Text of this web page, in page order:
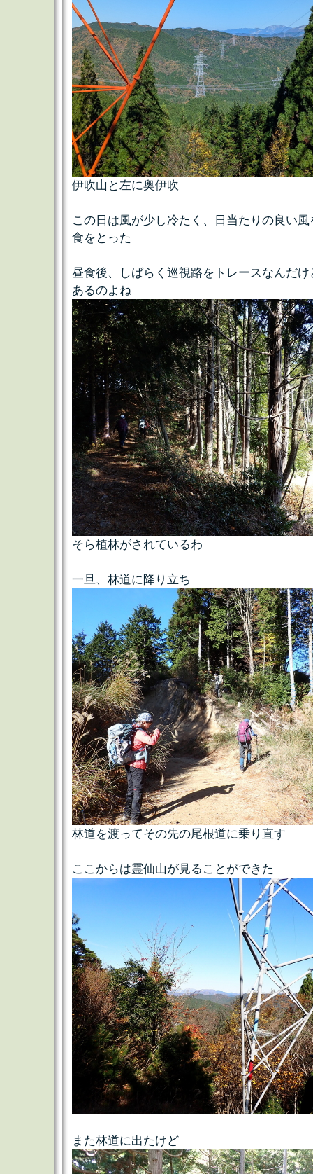
伊吹山と左に奥伊吹
この日は風が少し冷たく、日当たりの良い
食をとった
昼食後、しばらく巡視路をトレースなんだ
あるのよね
そら植林がされているわ
一旦、林道に降り立ち
林道を渡ってその先の尾根道に乗り直す
ここからは霊仙山が見ることができた
また林道に出たけど